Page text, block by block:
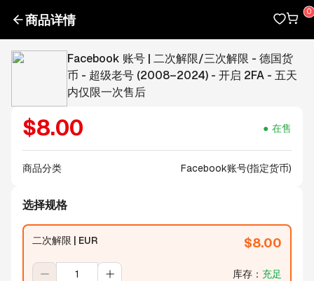
商品详情
Facebook 账号 | 二次解限/三次解限 - 德国货
币 - 超级老号 (2008–2024) - 开启 2FA - 五天
内仅限一次售后
$8.00 在售
商品分类 Facebook账号(指定货币)
选择规格
二次解限 | EUR $8.00
库存 ： 充足